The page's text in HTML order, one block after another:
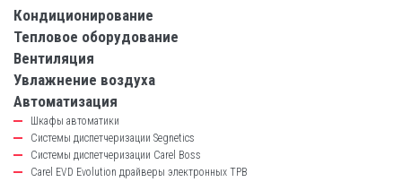
catalog-
left-
block
Кондиционирование
Тепловое оборудование
Вентиляция
Увлажнение воздуха
Автоматизация
Шкафы автоматики
Системы диспетчеризации Segnetics
Системы диспетчеризации Carel Boss
Carel EVD Evolution драйверы электронных ТРВ